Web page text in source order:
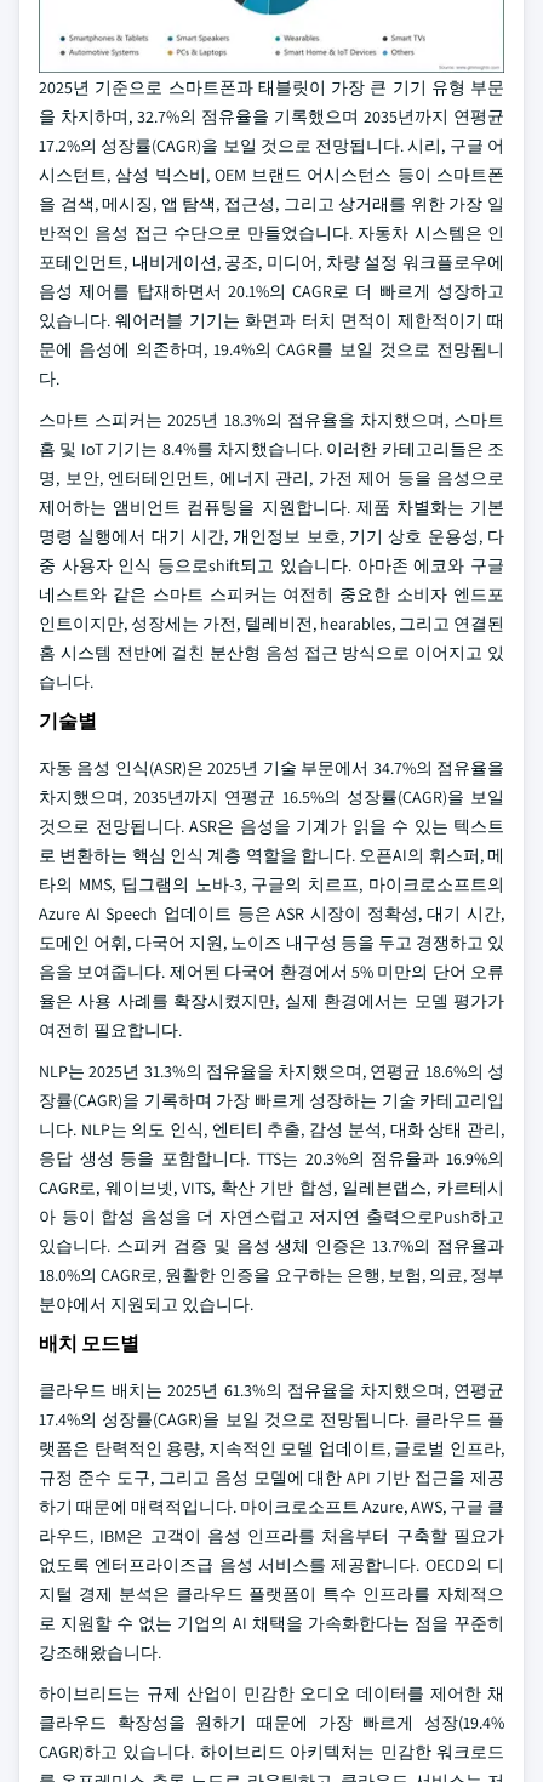
2025년 기준으로 스마트폰과 태블릿이 가장 큰 기기 유형 부문
을 차지하며, 32.7%의 점유율을 기록했으며 2035년까지 연평균
17.2%의 성장률(CAGR)을 보일 것으로 전망됩니다. 시리, 구글 어
시스턴트, 삼성 빅스비, OEM 브랜드 어시스턴스 등이 스마트폰
을 검색, 메시징, 앱 탐색, 접근성, 그리고 상거래를 위한 가장 일
반적인 음성 접근 수단으로 만들었습니다. 자동차 시스템은 인
포테인먼트, 내비게이션, 공조, 미디어, 차량 설정 워크플로우에
음성 제어를 탑재하면서 20.1%의 CAGR로 더 빠르게 성장하고
있습니다. 웨어러블 기기는 화면과 터치 면적이 제한적이기 때
문에 음성에 의존하며, 19.4%의 CAGR를 보일 것으로 전망됩니
다.
스마트 스피커는 2025년 18.3%의 점유율을 차지했으며, 스마트
홈 및 IoT 기기는 8.4%를 차지했습니다. 이러한 카테고리들은 조
명, 보안, 엔터테인먼트, 에너지 관리, 가전 제어 등을 음성으로
제어하는 앰비언트 컴퓨팅을 지원합니다. 제품 차별화는 기본
명령 실행에서 대기 시간, 개인정보 보호, 기기 상호 운용성, 다
중 사용자 인식 등으로shift되고 있습니다. 아마존 에코와 구글
네스트와 같은 스마트 스피커는 여전히 중요한 소비자 엔드포
인트이지만, 성장세는 가전, 텔레비전, hearables, 그리고 연결된
홈 시스템 전반에 걸친 분산형 음성 접근 방식으로 이어지고 있
습니다.
기술별
자동 음성 인식(ASR)은 2025년 기술 부문에서 34.7%의 점유율을
차지했으며, 2035년까지 연평균 16.5%의 성장률(CAGR)을 보일
것으로 전망됩니다. ASR은 음성을 기계가 읽을 수 있는 텍스트
로 변환하는 핵심 인식 계층 역할을 합니다. 오픈AI의 휘스퍼, 메
타의 MMS, 딥그램의 노바-3, 구글의 치르프, 마이크로소프트의
Azure AI Speech 업데이트 등은 ASR 시장이 정확성, 대기 시간,
도메인 어휘, 다국어 지원, 노이즈 내구성 등을 두고 경쟁하고 있
음을 보여줍니다. 제어된 다국어 환경에서 5% 미만의 단어 오류
율은 사용 사례를 확장시켰지만, 실제 환경에서는 모델 평가가
여전히 필요합니다.
NLP는 2025년 31.3%의 점유율을 차지했으며, 연평균 18.6%의 성
장률(CAGR)을 기록하며 가장 빠르게 성장하는 기술 카테고리입
니다. NLP는 의도 인식, 엔티티 추출, 감성 분석, 대화 상태 관리,
응답 생성 등을 포함합니다. TTS는 20.3%의 점유율과 16.9%의
CAGR로, 웨이브넷, VITS, 확산 기반 합성, 일레븐랩스, 카르테시
아 등이 합성 음성을 더 자연스럽고 저지연 출력으로Push하고
있습니다. 스피커 검증 및 음성 생체 인증은 13.7%의 점유율과
18.0%의 CAGR로, 원활한 인증을 요구하는 은행, 보험, 의료, 정부
분야에서 지원되고 있습니다.
배치 모드별
클라우드 배치는 2025년 61.3%의 점유율을 차지했으며, 연평균
17.4%의 성장률(CAGR)을 보일 것으로 전망됩니다. 클라우드 플
랫폼은 탄력적인 용량, 지속적인 모델 업데이트, 글로벌 인프라,
규정 준수 도구, 그리고 음성 모델에 대한 API 기반 접근을 제공
하기 때문에 매력적입니다. 마이크로소프트 Azure, AWS, 구글 클
라우드, IBM은 고객이 음성 인프라를 처음부터 구축할 필요가
없도록 엔터프라이즈급 음성 서비스를 제공합니다. OECD의 디
지털 경제 분석은 클라우드 플랫폼이 특수 인프라를 자체적으
로 지원할 수 없는 기업의 AI 채택을 가속화한다는 점을 꾸준히
강조해왔습니다.
하이브리드는 규제 산업이 민감한 오디오 데이터를 제어한 채
클라우드 확장성을 원하기 때문에 가장 빠르게 성장(19.4%
CAGR)하고 있습니다. 하이브리드 아키텍처는 민감한 워크로드